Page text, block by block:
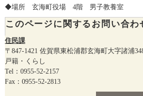
◆場所 玄海町役場 4階 男子教養室
このページに関するお問い合わ
住民課
〒847-1421 佐賀県東松浦郡玄海町大字諸浦
戸籍・くらし
Tel：0955-52-2157
Fax：0955-52-2813